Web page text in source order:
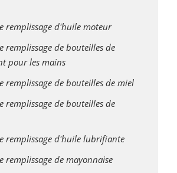
remplissage d'huile moteur
remplissage de bouteilles de
pour les mains
remplissage de bouteilles de miel
remplissage de bouteilles de
remplissage d'huile lubrifiante
remplissage de mayonnaise